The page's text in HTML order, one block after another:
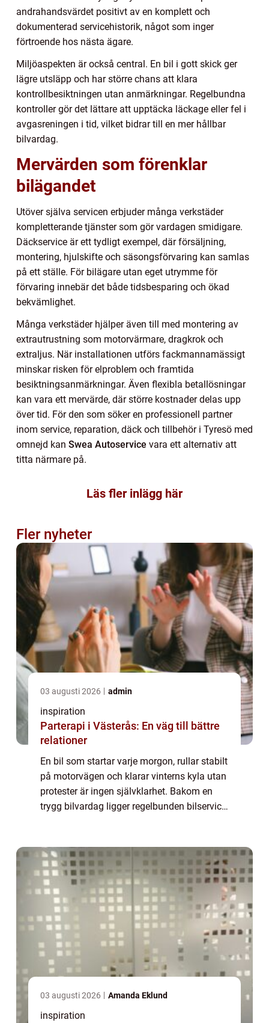
andrahandsvärdet positivt av en komplett och
dokumenterad servicehistorik, något som inger
förtroende hos nästa ägare.
Miljöaspekten är också central. En bil i gott skick ger
lägre utsläpp och har större chans att klara
kontrollbesiktningen utan anmärkningar. Regelbundna
kontroller gör det lättare att upptäcka läckage eller fel i
avgasreningen i tid, vilket bidrar till en mer hållbar
bilvardag.
Mervärden som förenklar
bilägandet
Utöver själva servicen erbjuder många verkstäder
kompletterande tjänster som gör vardagen smidigare.
Däckservice är ett tydligt exempel, där försäljning,
montering, hjulskifte och säsongsförvaring kan samlas
på ett ställe. För bilägare utan eget utrymme för
förvaring innebär det både tidsbesparing och ökad
bekvämlighet.
Många verkstäder hjälper även till med montering av
extrautrustning som motorvärmare, dragkrok och
extraljus. När installationen utförs fackmannamässigt
minskar risken för elproblem och framtida
besiktningsanmärkningar. Även flexibla betallösningar
kan vara ett mervärde, där större kostnader delas upp
över tid. För den som söker en professionell partner
inom service, reparation, däck och tillbehör i Tyresö med
omnejd kan Swea Autoservice vara ett alternativ att
titta närmare på.
Läs fler inlägg här
Fler nyheter
03 augusti 2026 admin
inspiration
Parterapi i Västerås: En väg till bättre
relationer
En bil som startar varje morgon, rullar stabilt
på motorvägen och klarar vinterns kyla utan
protester är ingen självklarhet. Bakom en
trygg bilvardag ligger regelbunden bilservice,
03 augusti 2026 Amanda Eklund
inspiration